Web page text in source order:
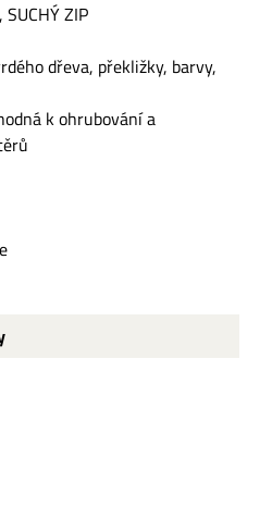
SUCHÝ ZIP
dřeva, překližky, barvy,
k ohrubování a